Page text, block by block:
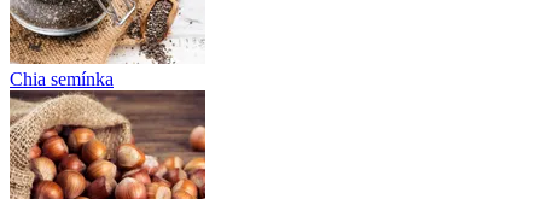
Chia semínka